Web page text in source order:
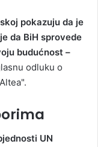
pokazuju da je
da BiH sprovede
budućnost –
odluku o
UN